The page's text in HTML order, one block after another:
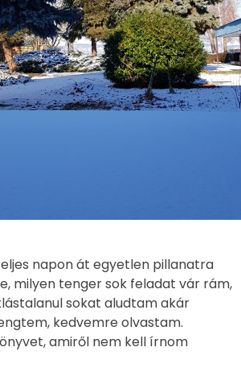
napon át egyetlen pillanatra
milyen tenger sok feladat vár rám,
sokat aludtam akár
kedvemre olvastam.
amiről nem kell írnom